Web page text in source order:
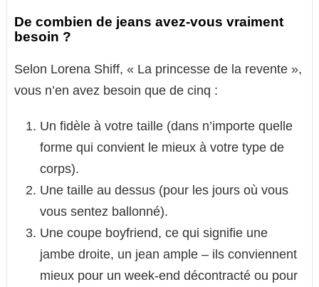
De combien de jeans avez-vous vraiment
besoin ?
Selon Lorena Shiff, « La princesse de la revente »,
vous n’en avez besoin que de cinq :
Un fidèle à votre taille (dans n’importe quelle
forme qui convient le mieux à votre type de
corps).
Une taille au dessus (pour les jours où vous
vous sentez ballonné).
Une coupe boyfriend, ce qui signifie une
jambe droite, un jean ample – ils conviennent
mieux pour un week-end décontracté ou pour